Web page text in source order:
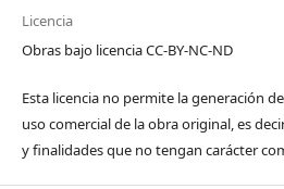
Licencia
Obras bajo licencia CC-BY-NC-ND
Esta licencia no permite la generación
uso comercial de la obra original, es
y finalidades que no tengan carácter